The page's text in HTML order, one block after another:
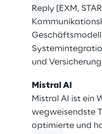
Reply [EXM,
und
Mistral AI
Mistral AI ist ein
wegweisendste
optimierte und